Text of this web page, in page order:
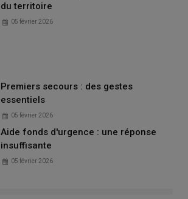
du territoire
05 février 2026
Premiers secours : des gestes
essentiels
05 février 2026
Aide fonds d'urgence : une réponse
insuffisante
05 février 2026